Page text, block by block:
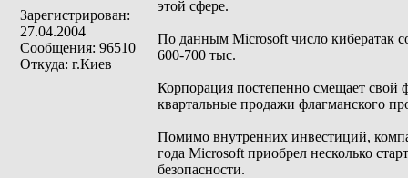
Зарегистрирован:
27.04.2004
Сообщения: 96510
Откуда: г.Киев
этой сфере.
По данным Microsoft число кибератак
600-700 тыс.
Корпорация постепенно смещает свой
квартальные продажи флагманского
Помимо внутренних инвестиций,
года Microsoft приобрел несколько
безопасности.